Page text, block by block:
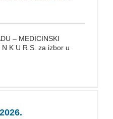
– MEDICINSKI
K U R S za izbor u